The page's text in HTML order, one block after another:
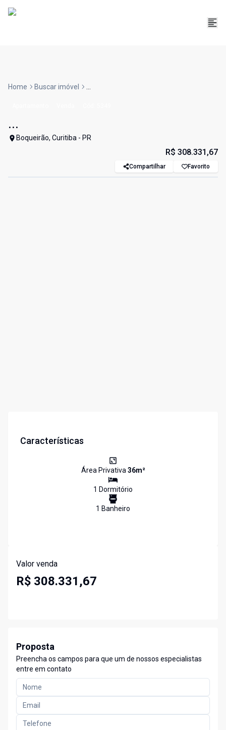
Home Buscar imóvel ...
...
Boqueirão, Curitiba - PR
R$ 308.331,67
Compartilhar Favorito
Características
Área Privativa36m²
1 Dormitório
1 Banheiro
Valor venda
R$ 308.331,67
Proposta
Preencha os campos para que um de nossos especialistas
entre em contato